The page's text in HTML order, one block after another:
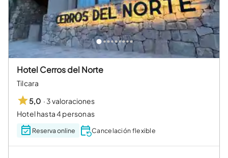
Hotel Cerros del Norte
Tilcara
5,0 · 3 valoraciones
Hotel hasta 4 personas
Reserva online Cancelación flexible